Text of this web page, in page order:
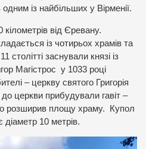
із найбільших у Вірменії.
від Єревану.
із чотирьох храмів та
столітті заснували князі із
Магістрос у 1033 році
– церкву святого Григорія
до церкви прибудували гавіт –
розширив площу храму. Купол
діаметр 10 метрів.